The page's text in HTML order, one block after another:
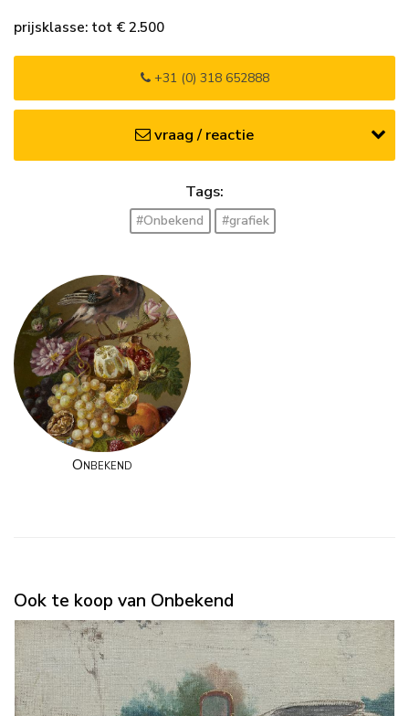
prijsklasse: tot € 2.500
+31 (0) 318 652888
vraag / reactie
Tags:
#Onbekend #grafiek
Onbekend
Ook te koop van Onbekend